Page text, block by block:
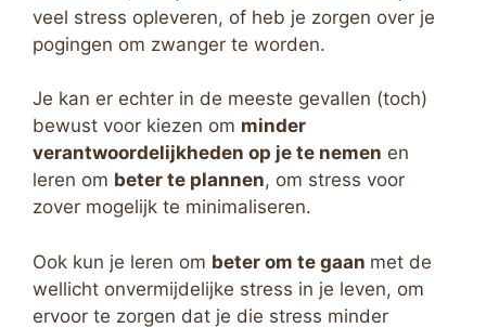
veel stress opleveren, of heb je zorgen over je
pogingen om zwanger te worden.
Je kan er echter in de meeste gevallen (toch)
bewust voor kiezen om minder
verantwoordelijkheden op je te nemen en
leren om beter te plannen, om stress voor
zover mogelijk te minimaliseren.
Ook kun je leren om beter om te gaan met de
wellicht onvermijdelijke stress in je leven, om
ervoor te zorgen dat je die stress minder